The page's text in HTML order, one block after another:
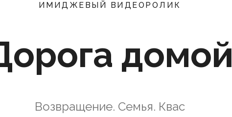
ИМИДЖЕВЫЙ ВИДЕОРОЛИК
домой
Возвращение. Семья. Квас